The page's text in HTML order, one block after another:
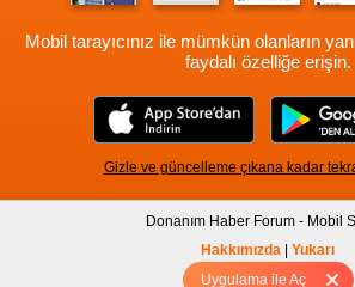
Uygulama ile Aç
Mobil tarayıcınız ile mümkün olanların
faydalı özelliğe erişin.
Gizle ve güncelleme çıkana kadar
Donanım Haber Forum - Mobil
Hakkımızda | Yukarı